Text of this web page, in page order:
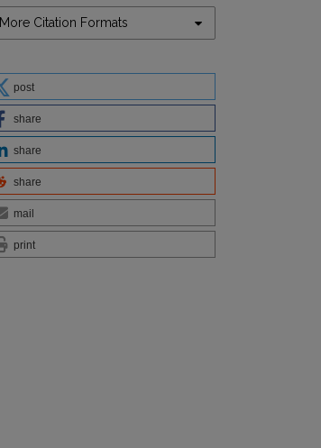
More Citation Formats
post
share
share
share
mail
print